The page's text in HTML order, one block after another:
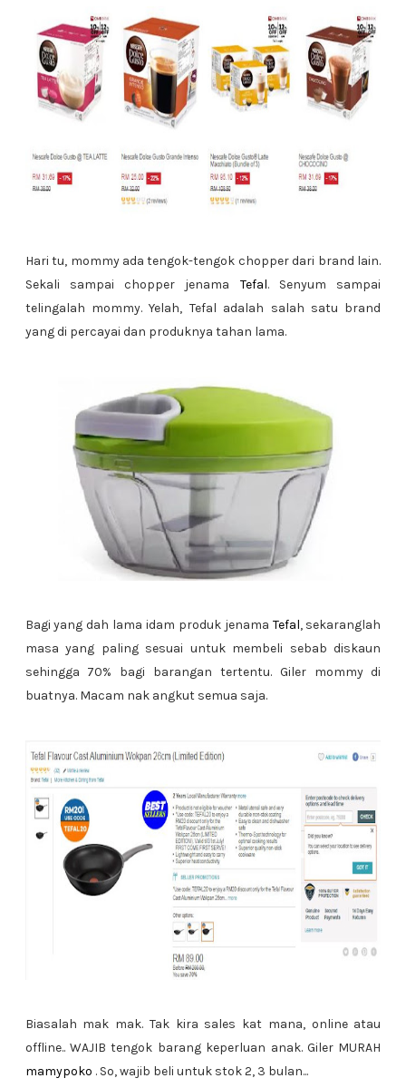
Hari tu, mommy ada tengok-tengok chopper dari brand lain.
Sekali sampai chopper jenama Tefal. Senyum sampai
telingalah mommy. Yelah, Tefal adalah salah satu brand
yang di percayai dan produknya tahan lama.
Bagi yang dah lama idam produk jenama Tefal, sekaranglah
masa yang paling sesuai untuk membeli sebab diskaun
sehingga 70% bagi barangan tertentu. Giler mommy di
buatnya. Macam nak angkut semua saja.
Biasalah mak mak. Tak kira sales kat mana, online atau
offline.. WAJIB tengok barang keperluan anak. Giler MURAH
mamypoko . So, wajib beli untuk stok 2, 3 bulan...